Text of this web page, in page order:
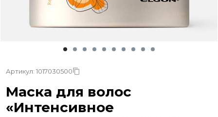
Артикул: 1017030500
Маска для волос
«Интенсивное